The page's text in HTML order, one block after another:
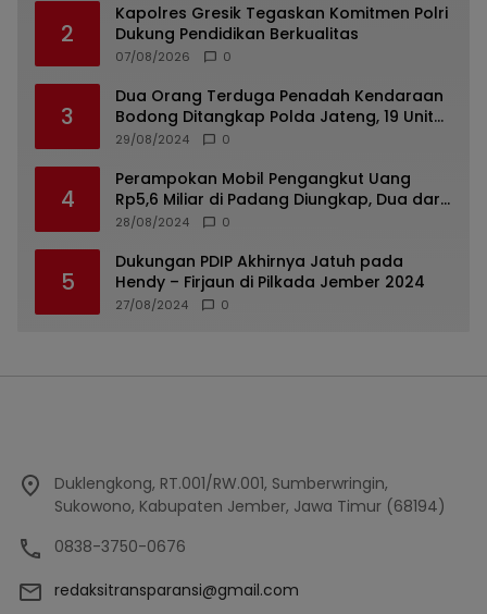
2
Kapolres Gresik Tegaskan Komitmen Polri
Dukung Pendidikan Berkualitas
07/08/2026 0
3
Dua Orang Terduga Penadah Kendaraan
Bodong Ditangkap Polda Jateng, 19 Unit
Roda Empat Diamankan
29/08/2024 0
4
Perampokan Mobil Pengangkut Uang
Rp5,6 Miliar di Padang Diungkap, Dua dari
Tiga Tersangka Merupakan Oknum Polisi
28/08/2024 0
5
Dukungan PDIP Akhirnya Jatuh pada
Hendy – Firjaun di Pilkada Jember 2024
27/08/2024 0
Duklengkong, RT.001/RW.001, Sumberwringin,
Sukowono, Kabupaten Jember, Jawa Timur (68194)
0838-3750-0676
redaksitransparansi@gmail.com